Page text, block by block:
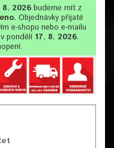
8. 2026 budeme mít z
Objednávky přijaté
e-shopu nebo e-mailu
pondělí 17. 8. 2026.